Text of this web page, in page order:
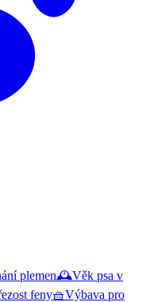
plemen🕰️Věk psa v
feny🧺Výbava pro